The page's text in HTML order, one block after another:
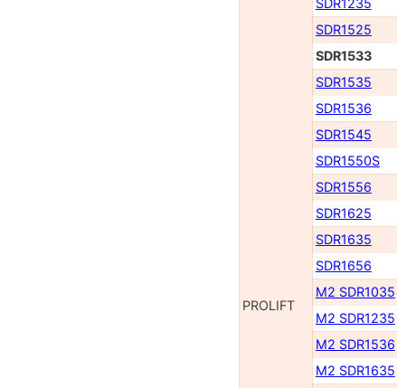
PROLIFT
SDR1235
SDR1525
SDR1533
SDR1535
SDR1536
SDR1545
SDR1550S
SDR1556
SDR1625
SDR1635
SDR1656
M2 SDR1035
M2 SDR1235
M2 SDR1536
M2 SDR1635